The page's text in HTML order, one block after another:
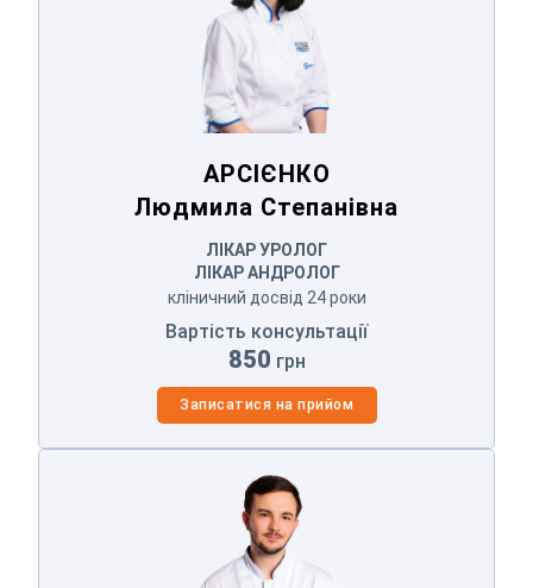
АРСІЄНКО
Людмила Степанівна
ЛІКАР УРОЛОГ
ЛІКАР АНДРОЛОГ
кліничний досвід 24 роки
Вартість консультації
850 грн
Записатися на прийом
ШАПОВАЛЕНКО
Олександр Анатолійович
Залиште Ваші контактні дані
Дякуємо!
Ми отримали Ваше звернення.